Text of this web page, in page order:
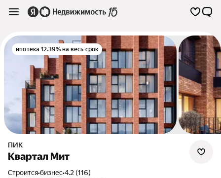
ипотека 12.39% на весь срок
ПИК
Квартал Мит
Строится•бизнес•4.2 (116)